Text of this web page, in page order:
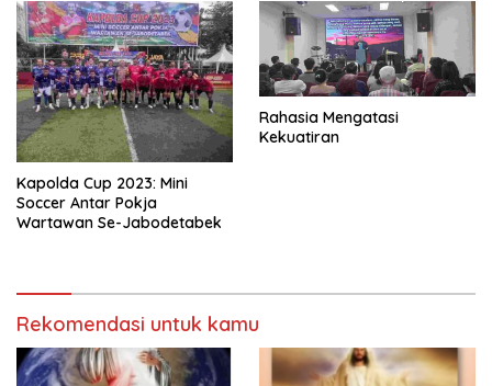
Kapolda Cup 2023: Mini
Soccer Antar Pokja
Wartawan Se-Jabodetabek
Rahasia Mengatasi
Kekuatiran
Rekomendasi untuk kamu